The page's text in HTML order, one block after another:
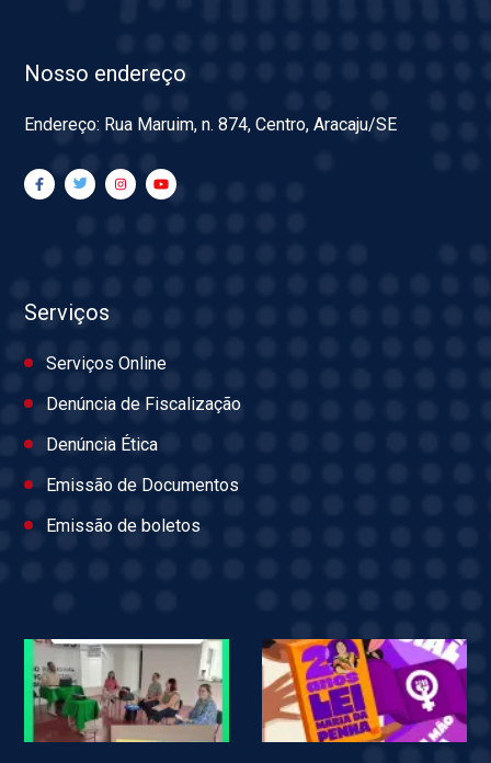
Nosso endereço
Endereço: Rua Maruim, n. 874, Centro, Aracaju/SE
Serviços
Serviços Online
Denúncia de Fiscalização
Denúncia Ética
Emissão de Documentos
Emissão de boletos